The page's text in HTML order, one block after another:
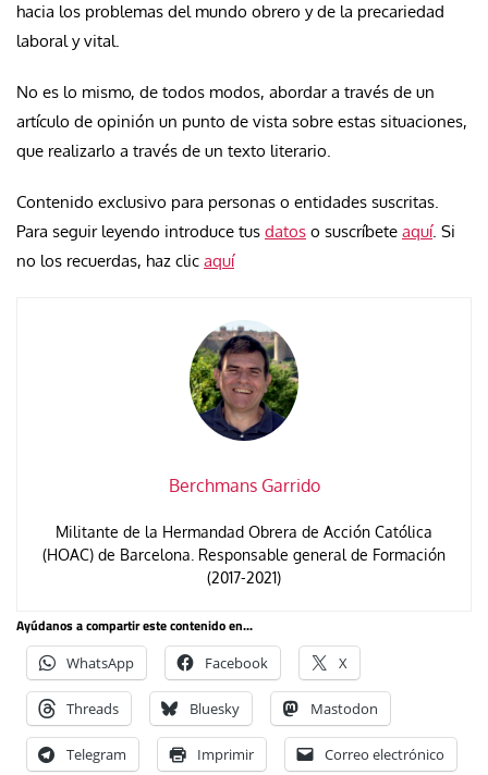
hacia los problemas del mundo obrero y de la precariedad
laboral y vital.
No es lo mismo, de todos modos, abordar a través de un
artículo de opinión un punto de vista sobre estas situaciones,
que realizarlo a través de un texto literario.
Contenido exclusivo para personas o entidades suscritas.
Para seguir leyendo introduce tus datos o suscríbete aquí. Si
no los recuerdas, haz clic aquí
Berchmans Garrido
Militante de la Hermandad Obrera de Acción Católica
(HOAC) de Barcelona. Responsable general de Formación
(2017-2021)
Ayúdanos a compartir este contenido en...
WhatsApp Facebook X
Threads Bluesky Mastodon
Telegram Imprimir Correo electrónico